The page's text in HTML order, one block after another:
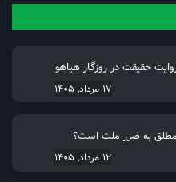
حقیقت در روزگار هیاهو
17 مرداد, 1405
به ضرر ملت است؟
12 مرداد, 1405